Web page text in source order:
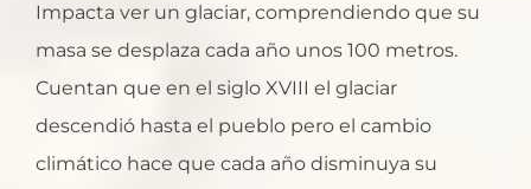
Impacta ver un glaciar, comprendiendo que su
masa se desplaza cada año unos 100 metros.
Cuentan que en el siglo XVIII el glaciar
descendió hasta el pueblo pero el cambio
climático hace que cada año disminuya su